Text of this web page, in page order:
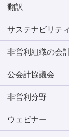
翻訳
サステナビリティ
非営利組織の会
公会計協議会
非営利分野
ウェビナー